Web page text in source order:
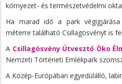
környezet- és természetvédelmi
Ha marad idő a park
méterre található Csillagösvényt is
A Csillagösvény Útvesztő Öko
Nemzeti Történeti Emlékpark
A Közép-Európában egyedülálló,